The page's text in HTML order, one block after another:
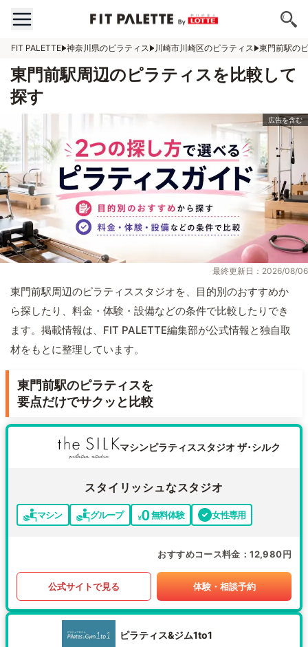
FIT PALETTE 神奈川県のピラティス 川崎市川崎区のピラティス 東門前駅の
東門前駅周辺のピラティスを比較して
探す
最終更新日：2026/08/06
東門前駅周辺のピラティススタジオを、目的別のおすすめか
ら探したり、料金・体験・設備などの条件で比較したりでき
ます。掲載情報は、FIT PALETTE編集部が公式情報と独自取
材をもとに整理しています。
東門前駅のピラティスを
要点だけでサクッと比較
マシンピラティススタジオ ザ･シルク
スタイリッシュなスタジオ
マシン グループ 無料体験 女性専用
おすすめコース料金 12,980円
公式サイトで見る 体験・相談予約
ピラティス&ジム1to1